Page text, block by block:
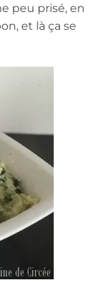
peu prisé, en
et là ça se